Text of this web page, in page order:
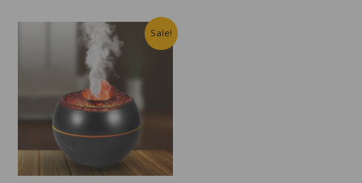
Sale!